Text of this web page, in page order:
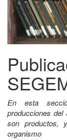
En esta
producciones
son productos,
organismo